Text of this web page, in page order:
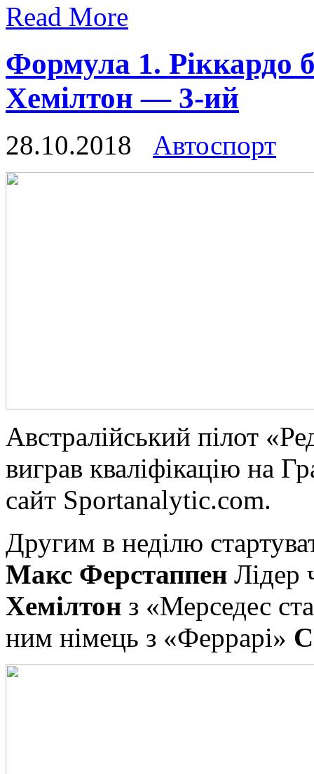
Read More
Формула 1. Ріккардо
Хемілтон — 3-ий
28.10.2018 Автоспорт
Aвстрaлійський пілот
виграв кваліфікацію на
сайт Sportanalytic.com.
Другим в неділю
Макс Ферстаппен Лідер
Хемілтон з «Мерседес
ним німець з «Феррарі»